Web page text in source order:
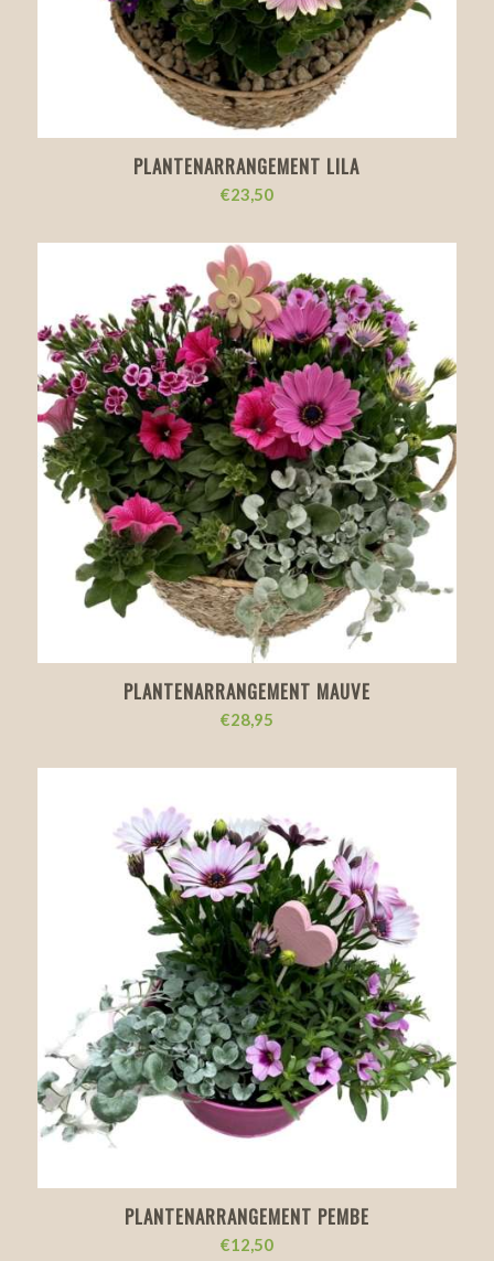
PLANTENARRANGEMENT LILA
€23,50
PLANTENARRANGEMENT MAUVE
€28,95
PLANTENARRANGEMENT PEMBE
€12,50